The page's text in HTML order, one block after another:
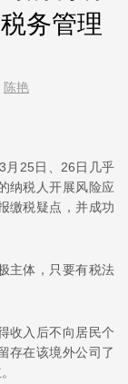
务管理
陈艳
月25日、26日几乎
纳税人开展风险应
缴税疑点，并成功
主体，只要有税法
收入后不向居民个
存在该境外公司了